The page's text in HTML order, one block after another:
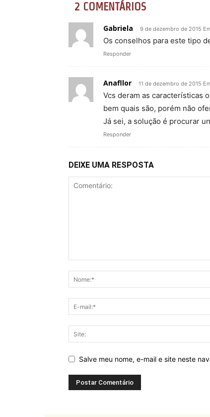
2 COMENTÁRIOS
Gabriela 9 de dezembro de 2015
Os conselhos para este tipo
Responder
Anafllor 11 de dezembro de 2015
Vcs deram as características
bem quais são, porém não
Já sei, a solução é procurar
Responder
DEIXE UMA RESPOSTA
Salve meu nome, e-mail e site neste